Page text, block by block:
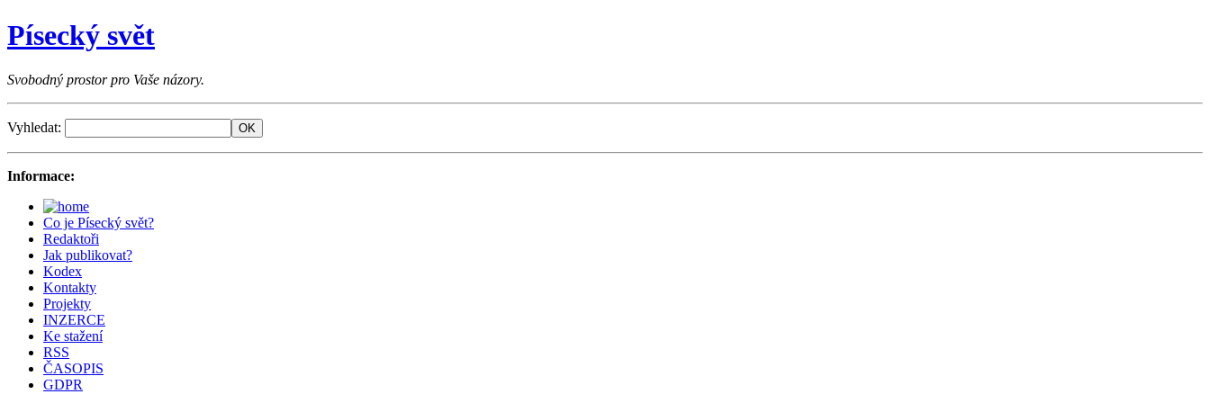
Písecký svět
Svobodný prostor pro Vaše názory.
Vyhledat:
Informace:
Co je Písecký svět?
Redaktoři
Jak publikovat?
Kodex
Kontakty
Projekty
INZERCE
Ke stažení
RSS
ČASOPIS
GDPR